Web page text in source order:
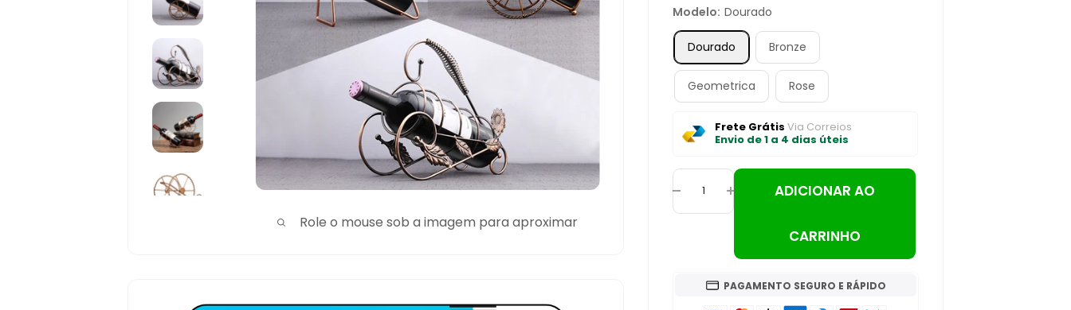
Role o mouse sob a imagem para aproximar
Modelo: Dourado
Dourado Bronze
Geometrica Rose
Frete Grátis Via Correios
Envio de 1 a 4 dias úteis
ADICIONAR AO
CARRINHO
PAGAMENTO SEGURO E RÁPIDO